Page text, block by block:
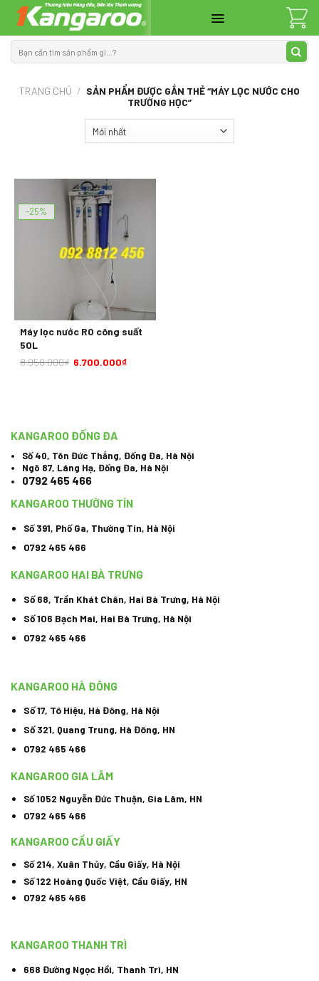
content
kiếm:
TRANG CHỦ / SẢN PHẨM ĐƯỢC GẮN THẺ “MÁY LỌC NƯỚC CHO
TRƯỜNG HỌC”
-25%
Máy lọc nước RO công suất
50L
8.950.000₫ 6.700.000₫
KANGAROO ĐỐNG ĐA
Số 40, Tôn Đức Thắng, Đống Đa, Hà Nội
Ngõ 87, Láng Hạ, Đống Đa, Hà Nội
0792 465 466
KANGAROO THƯỜNG TÍN
Số 391, Phố Ga, Thường Tín, Hà Nội
0792 465 466
KANGAROO HAI BÀ TRƯNG
Số 68, Trần Khát Chân, Hai Bà Trưng, Hà Nội
Số 106 Bạch Mai, Hai Bà Trưng, Hà Nội
0792 465 466
KANGAROO HÀ ĐÔNG
Số 17, Tô Hiệu, Hà Đông, Hà Nội
Số 321, Quang Trung, Hà Đông, HN
0792 465 466
KANGAROO GIA LÂM
Số 1052 Nguyễn Đức Thuận, Gia Lâm, HN
0792 465 466
KANGAROO CẦU GIẤY
Số 214, Xuân Thủy, Cầu Giấy, Hà Nội
Số 122 Hoàng Quốc Việt, Cầu Giấy, HN
0792 465 466
KANGAROO THANH TRÌ
668 Đường Ngọc Hồi, Thanh Trì, HN